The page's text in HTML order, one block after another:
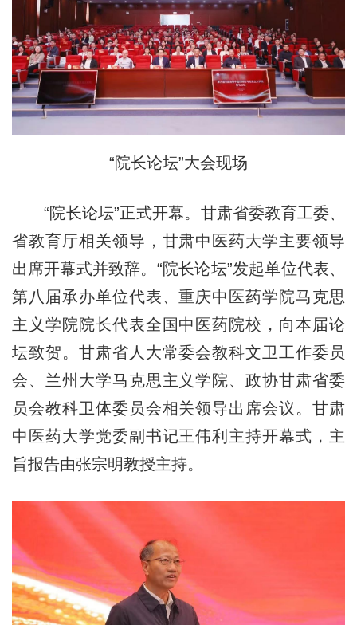
“院长论坛”大会现场
“院长论坛”正式开幕。甘肃省委教育工委、
省教育厅相关领导，甘肃中医药大学主要领导
出席开幕式并致辞。“院长论坛”发起单位代表、
第八届承办单位代表、重庆中医药学院马克思
主义学院院长代表全国中医药院校，向本届论
坛致贺。甘肃省人大常委会教科文卫工作委员
会、兰州大学马克思主义学院、政协甘肃省委
员会教科卫体委员会相关领导出席会议。甘肃
中医药大学党委副书记王伟利主持开幕式，主
旨报告由张宗明教授主持。